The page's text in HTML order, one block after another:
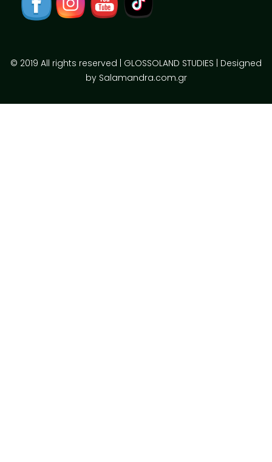
© 2019 All rights reserved | GLOSSOLAND STUDIES | Designed
by Salamandra.com.gr